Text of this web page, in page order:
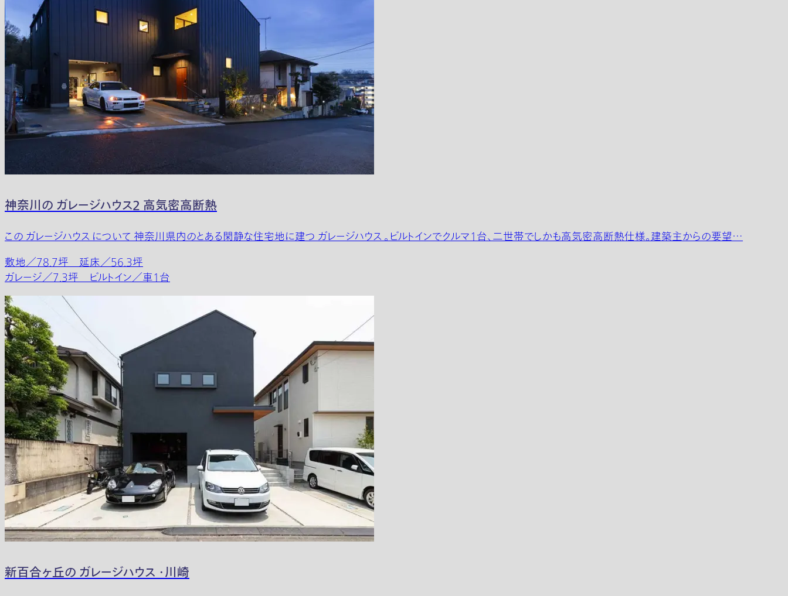
神奈川の ガレージハウス2 高気密高断熱
この ガレージハウス について 神奈川県内のとある閑静な住宅地に建つ ガレージハウス 。ビルトインでクルマ1台、二世帯でしかも高気密高断熱仕様。建築主からの要望…
敷地／78.7坪 延床／56.3坪
ガレージ／7.3坪 ビルトイン／車1台
新百合ヶ丘の ガレージハウス ・川崎